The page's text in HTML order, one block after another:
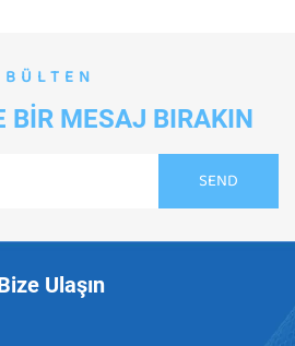
BÜLTEN
BIR MESAJ BIRAKIN
Ulaşın